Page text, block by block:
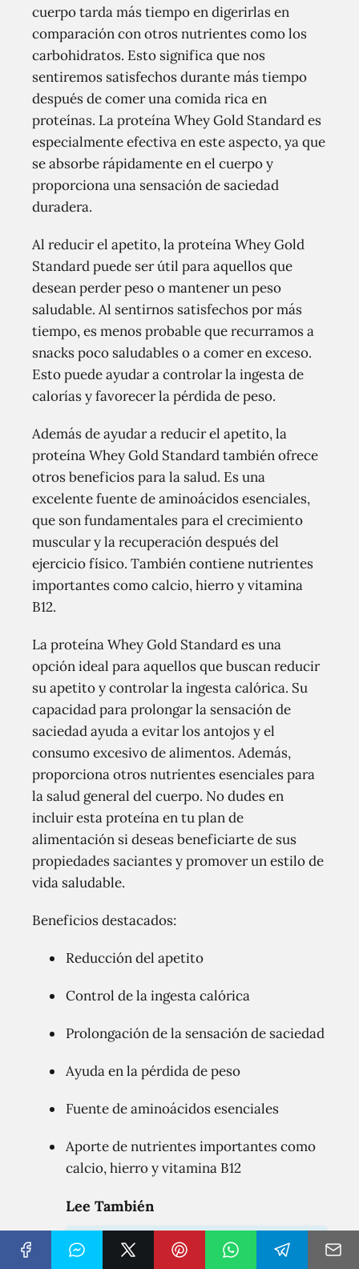
cuerpo tarda más tiempo en digerirlas en
comparación con otros nutrientes como los
carbohidratos. Esto significa que nos
sentiremos satisfechos durante más tiempo
después de comer una comida rica en
proteínas. La proteína Whey Gold Standard es
especialmente efectiva en este aspecto, ya que
se absorbe rápidamente en el cuerpo y
proporciona una sensación de saciedad
duradera.
Al reducir el apetito, la proteína Whey Gold
Standard puede ser útil para aquellos que
desean perder peso o mantener un peso
saludable. Al sentirnos satisfechos por más
tiempo, es menos probable que recurramos a
snacks poco saludables o a comer en exceso.
Esto puede ayudar a controlar la ingesta de
calorías y favorecer la pérdida de peso.
Además de ayudar a reducir el apetito, la
proteína Whey Gold Standard también ofrece
otros beneficios para la salud. Es una
excelente fuente de aminoácidos esenciales,
que son fundamentales para el crecimiento
muscular y la recuperación después del
ejercicio físico. También contiene nutrientes
importantes como calcio, hierro y vitamina
B12.
La proteína Whey Gold Standard es una
opción ideal para aquellos que buscan reducir
su apetito y controlar la ingesta calórica. Su
capacidad para prolongar la sensación de
saciedad ayuda a evitar los antojos y el
consumo excesivo de alimentos. Además,
proporciona otros nutrientes esenciales para
la salud general del cuerpo. No dudes en
incluir esta proteína en tu plan de
alimentación si deseas beneficiarte de sus
propiedades saciantes y promover un estilo de
vida saludable.
Beneficios destacados:
Reducción del apetito
Control de la ingesta calórica
Prolongación de la sensación de saciedad
Ayuda en la pérdida de peso
Fuente de aminoácidos esenciales
Aporte de nutrientes importantes como
calcio, hierro y vitamina B12
Lee También
10 increíbles beneficios que la